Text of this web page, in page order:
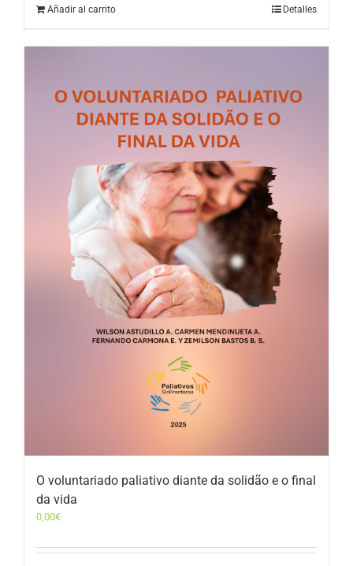
Añadir al carrito Detalles
O voluntariado paliativo diante da solidão e o final
da vida
0,00€